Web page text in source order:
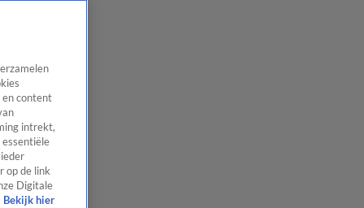
en content
intrekt,
op de link
Digitale
Bekijk hier